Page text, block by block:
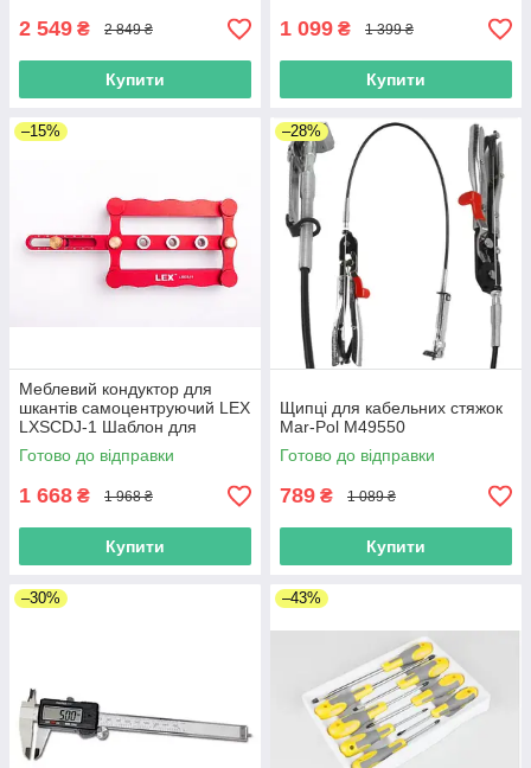
2 549 ₴ 2 849 ₴
Купити
1 099 ₴ 1 399 ₴
Купити
–15%
Меблевий кондуктор для
шкантів самоцентруючий LEX
LXSCDJ-1 Шаблон для
свердління шкантів
Готово до відправки
1 668 ₴ 1 968 ₴
Купити
–28%
Щипці для кабельних стяжок
Mar-Pol M49550
Готово до відправки
789 ₴ 1 089 ₴
Купити
–30% –43%